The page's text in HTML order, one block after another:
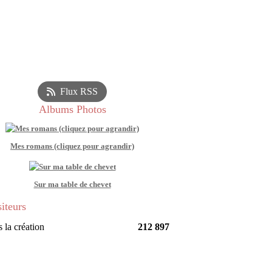
Flux RSS
Albums Photos
Mes romans (cliquez pour agrandir)
Sur ma table de chevet
la création 212 897